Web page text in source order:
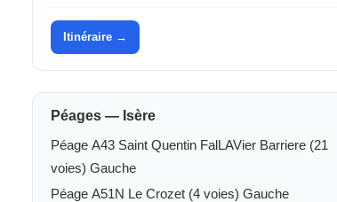
Itinéraire →
Péages — Isère
Péage A43 Saint Quentin FalLAVier Barriere (21
voies) Gauche
Péage A51N Le Crozet (4 voies) Gauche